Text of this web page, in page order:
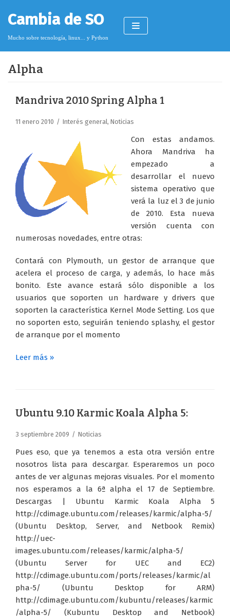
Saltar
al
contenido
Cambia de SO
Mucho sobre tecnología, linux... y Python
Licencia de contenido
Cookies
Política de protección de datos
Alpha
Mandriva 2010 Spring Alpha 1
11 enero 2010 Interés general, Noticias
Con estas andamos.
Ahora Mandriva ha
empezado a
desarrollar el nuevo
sistema operativo que
verá la luz el 3 de junio
de 2010. Esta nueva
versión cuenta con
numerosas novedades, entre otras:
Contará con Plymouth, un gestor de arranque que
acelera el proceso de carga, y además, lo hace más
bonito. Este avance estará sólo disponible a los
usuarios que soporten un hardware y drivers que
soporten la característica Kernel Mode Setting. Los que
no soporten esto, seguirán teniendo splashy, el gestor
de arranque por el momento
Leer más »
Ubuntu 9.10 Karmic Koala Alpha 5:
3 septiembre 2009 Noticias
Pues eso, que ya tenemos a esta otra versión entre
nosotros lista para descargar. Esperaremos un poco
antes de ver algunas mejoras visuales. Por el momento
nos esperamos a la 6ª alpha el 17 de Septiembre.
Descargas | Ubuntu Karmic Koala Alpha 5
http://cdimage.ubuntu.com/releases/karmic/alpha-5/
(Ubuntu Desktop, Server, and Netbook Remix)
http://uec-
images.ubuntu.com/releases/karmic/alpha-5/
(Ubuntu Server for UEC and EC2)
http://cdimage.ubuntu.com/ports/releases/karmic/al
pha-5/ (Ubuntu Desktop for ARM)
http://cdimage.ubuntu.com/kubuntu/releases/karmic
/alpha-5/ (Kubuntu Desktop and Netbook)